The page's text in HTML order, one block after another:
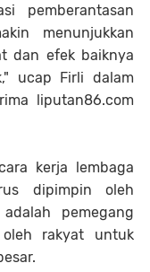
pemberantasan
menunjukkan
dan efek baiknya
ucap Firli dalam
liputan86.com
kerja lembaga
dipimpin oleh
pemegang
rakyat untuk